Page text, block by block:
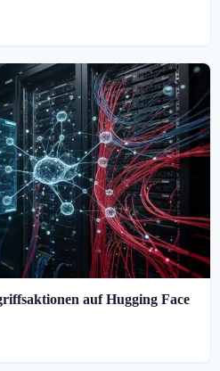
auf Hugging Face